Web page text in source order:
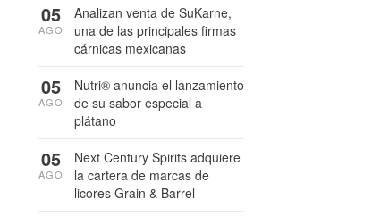
Analizan venta de SuKarne,
una de las principales firmas
cárnicas mexicanas
05
AGO
Nutri® anuncia el lanzamiento
de su sabor especial a
plátano
05
AGO
Next Century Spirits adquiere
la cartera de marcas de
licores Grain & Barrel
05
AGO